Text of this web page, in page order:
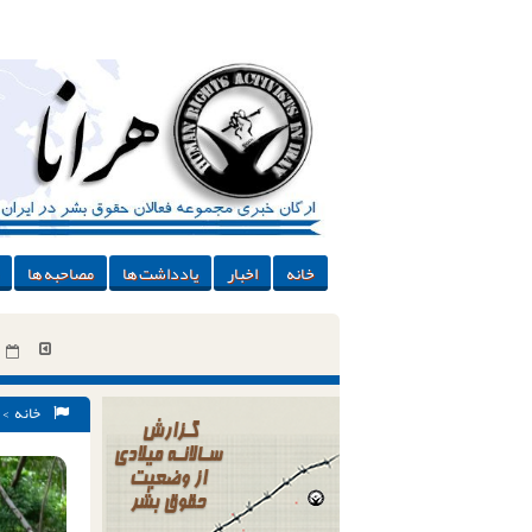
خانه اخبار یادداشت ها مصاحبه ها
خانه >